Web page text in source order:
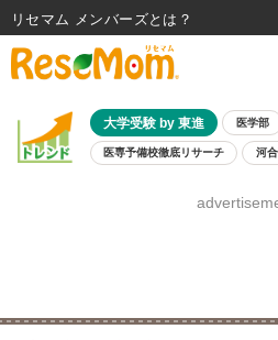
大学受験 by 東進 医学部
医専予備校徹底リサーチ 河
8月開催学校説明会
リセマム メンバーズ